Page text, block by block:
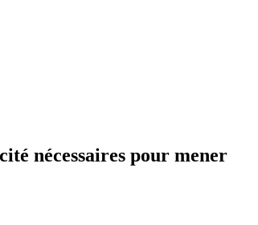
nécessaires pour mener